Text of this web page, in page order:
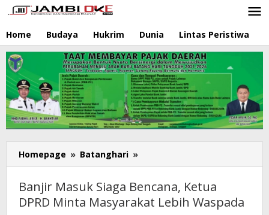
Lewati
ke
konten
Home Budaya Hukrim Dunia Lintas Peristiwa
Homepage » Batanghari »
Masuk
Bencana,
Ketua
Banjir Masuk Siaga Bencana, Ketua
DPRD Minta Masyarakat Lebih Waspada